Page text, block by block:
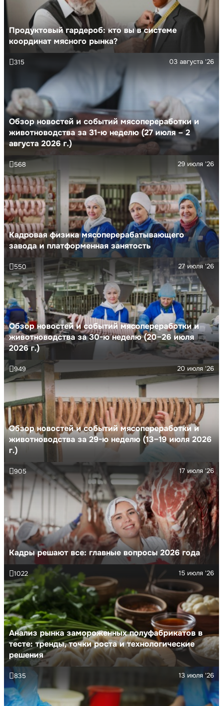
Продуктовый гардероб: кто вы в системе
координат мясного рынка?
Обзор новостей и событий мясопереработки и
животноводства за 31-ю неделю (27 июля – 2
августа 2026 г.)
03 августа '26
315
Кадровая физика мясоперерабатывающего
завода и платформенная занятость
29 июля '26
568
Обзор новостей и событий мясопереработки и
животноводства за 30-ю неделю (20–26 июля
2026 г.)
27 июля '26
550
Обзор новостей и событий мясопереработки и
животноводства за 29-ю неделю (13–19 июля 2026
г.)
20 июля '26
949
Кадры решают все: главные вопросы 2026 года
17 июля '26
905
Анализ рынка замороженных полуфабрикатов в
тесте: тренды, точки роста и технологические
решения
15 июля '26
1022
13 июля '26
835